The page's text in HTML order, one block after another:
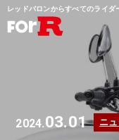
レッドバロンからすべてのライダ
2024.03.01 ニ